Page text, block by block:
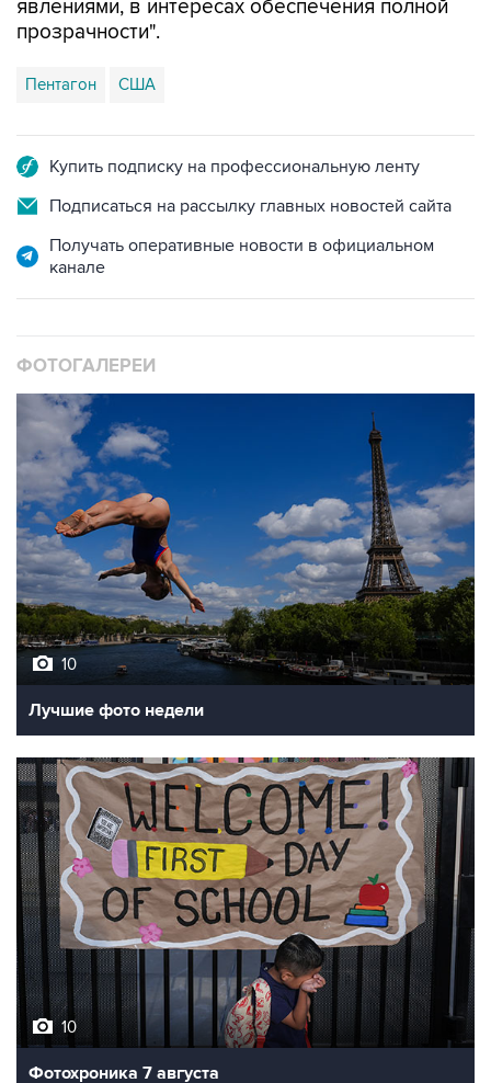
Пентагон США
Подписаться на рассылку главных новостей сайта
Получать оперативные новости в официальном
10
Лучшие фото недели
10
Фотохроника 7 августа